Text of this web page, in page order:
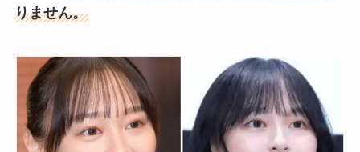
りません。